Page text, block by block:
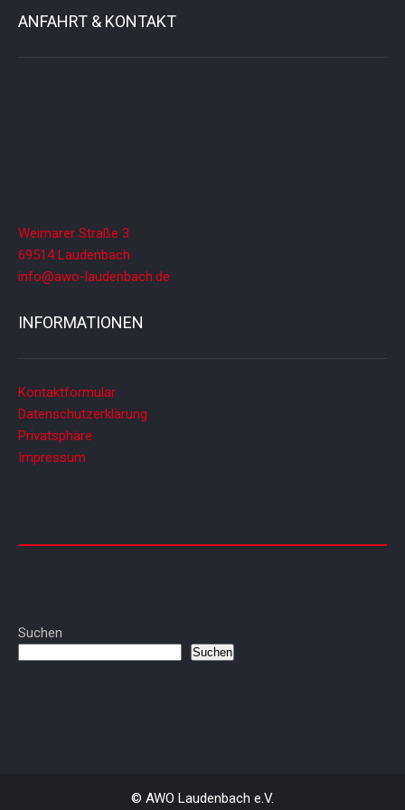
ANFAHRT & KONTAKT
Weimarer Straße 3
69514 Laudenbach
info@awo-laudenbach.de
INFORMATIONEN
Kontaktformular
Datenschutzerklärung
Privatsphäre
Impressum
Suchen
Suchen
© AWO Laudenbach e.V.